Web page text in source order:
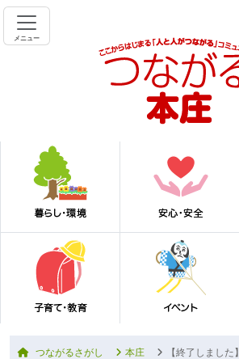
メニュー
つながるさがし 本庄 【終了しました】